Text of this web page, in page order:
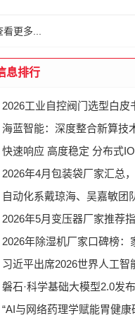
看更多...
息排行
2026工业自控阀门选型白皮
规与工况适配成为采购决策
海蓝智能：深度整合新算技
业读码器服务新标杆
快速响应 高度稳定 分布式
池制造的优势揭秘 | 支持
EtherCAT、Ethernet/IP、
种协议
2026年4月包装袋厂家汇总
装袋，密封包装袋，凹版包
南
自动化系戴琼海、吴嘉敏团
子事件感知的荧光寿命显微
2026年5月变压器厂家推荐
压器，单相变压器，低压变
2026年除湿机厂家口碑榜：
率、静音、小型抽湿机优选
习近平出席2026世界人工智
工智能全球治理高级别会议
磐石·科学基础大模型2.0发
团队支撑联合研发攻关
“AI与网络药理学赋能胃健康